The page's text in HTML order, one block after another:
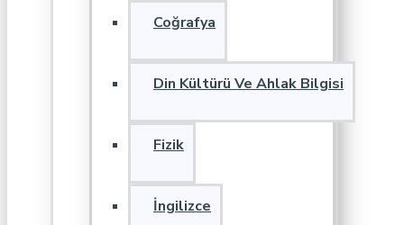
Coğrafya
Din Kültürü Ve Ahlak Bilgisi
Fizik
İngilizce